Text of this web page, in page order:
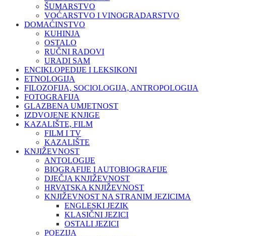
ŠUMARSTVO
VOĆARSTVO I VINOGRADARSTVO
DOMAĆINSTVO
KUHINJA
OSTALO
RUČNI RADOVI
URADI SAM
ENCIKLOPEDIJE I LEKSIKONI
ETNOLOGIJA
FILOZOFIJA, SOCIOLOGIJA, ANTROPOLOGIJA
FOTOGRAFIJA
GLAZBENA UMJETNOST
IZDVOJENE KNJIGE
KAZALIŠTE, FILM
FILM I TV
KAZALIŠTE
KNJIŽEVNOST
ANTOLOGIJE
BIOGRAFIJE I AUTOBIOGRAFIJE
DJEČJA KNJIŽEVNOST
HRVATSKA KNJIŽEVNOST
KNJIŽEVNOST NA STRANIM JEZICIMA
ENGLESKI JEZIK
KLASIČNI JEZICI
OSTALI JEZICI
POEZIJA